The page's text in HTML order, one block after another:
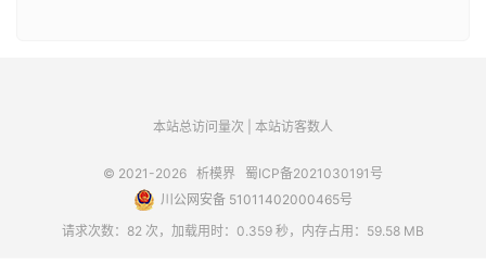
本站总访问量次 本站访客数人
© 2021-2026 析模界
蜀ICP备2021030191号
川公网安备 51011402000465号
请求次数：82 次，加载用时：0.359 秒，内存占用：59.58 MB